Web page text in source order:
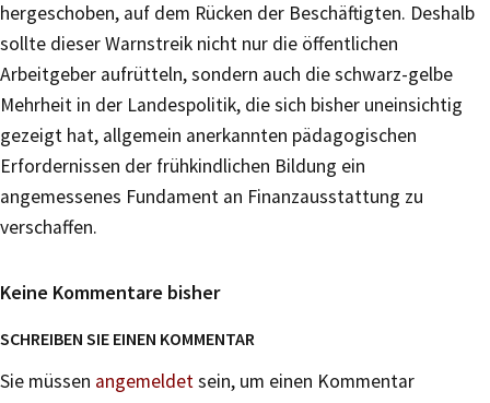
hergeschoben, auf dem Rücken der Beschäftigten. Deshalb
sollte dieser Warnstreik nicht nur die öffentlichen
Arbeitgeber aufrütteln, sondern auch die schwarz-gelbe
Mehrheit in der Landespolitik, die sich bisher uneinsichtig
gezeigt hat, allgemein anerkannten pädagogischen
Erfordernissen der frühkindlichen Bildung ein
angemessenes Fundament an Finanzausstattung zu
verschaffen.
Keine Kommentare bisher
SCHREIBEN SIE EINEN KOMMENTAR
Sie müssen angemeldetsein, um einen Kommentar